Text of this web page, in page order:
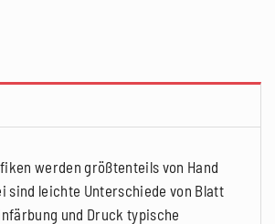
werden größtenteils von Hand
sind leichte Unterschiede von Blatt
und Druck typische